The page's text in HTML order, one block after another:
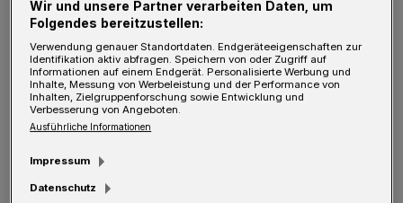
Von Jörn Koldehoff
I ch will es trotzdem versuchen. Wie Sie
sich vielleicht erinnern, haben wir am 6.
Wir und unsere Partner verarbeiten Daten, um
Folgendes bereitzustellen:
Verwendung genauer Standortdaten. Endgeräteeigenschaften zur
Identifikation aktiv abfragen. Speichern von oder Zugriff auf
Informationen auf einem Endgerät. Personalisierte Werbung und
Inhalte, Messung von Werbeleistung und der Performance von
Inhalten, Zielgruppenforschung sowie Entwicklung und
Verbesserung von Angeboten.
Ausführliche Informationen
Impressum
Datenschutz